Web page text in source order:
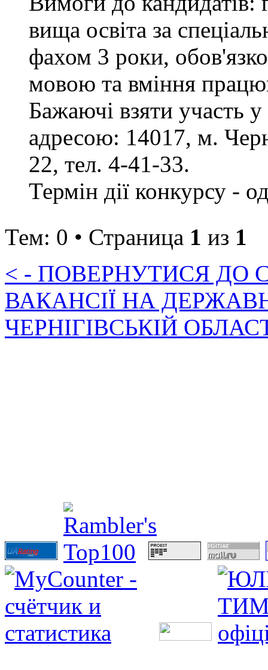
вища освіта за
фахом 3 роки,
мовою та вміння
Бажаючі взяти участь
адресою: 14017, м.
22, тел. 4-41-33.
Термін дії конкурсу -
Тем: 0 • Страница 1 из 1
< - ПОВЕРНУТИСЯ ДО
ВАКАНСІЇ НА
ЧЕРНІГІВСЬКІЙ